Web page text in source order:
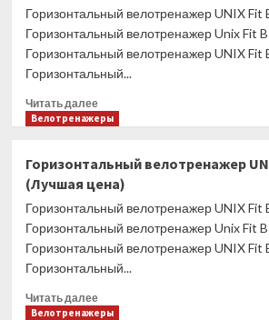
BR-
(Лучшая
цена)
Горизонтальный велотренажер UNIX Fit
Горизонтальный велотренажер Unix Fit
Горизонтальный велотренажер UNIX Fit
Горизонтальный...
Читать далееПрочитать
больше
велотренажер
UNIX
Fit
(Лучшая
цена)
Велотренажеры
Горизонтальный велотренажер
(Лучшая цена)
Горизонтальный велотренажер UNIX Fit
Горизонтальный велотренажер Unix Fit
Горизонтальный велотренажер UNIX Fit
Горизонтальный...
Читать далееПрочитать
больше
Велотренажеры